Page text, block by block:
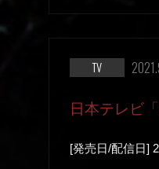
TV
日本テレビ
[発売日/配信日]